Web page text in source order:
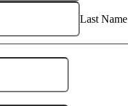
Last Name